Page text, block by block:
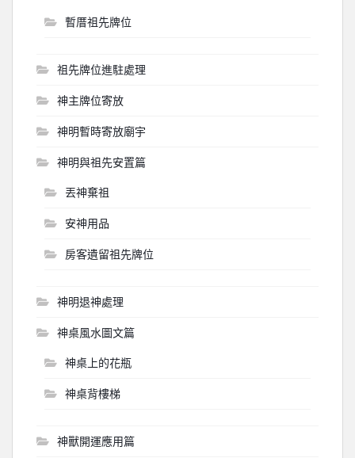
暫厝祖先牌位
祖先牌位進駐處理
神主牌位寄放
神明暫時寄放廟宇
神明與祖先安置篇
丟神棄祖
安神用品
房客遺留祖先牌位
神明退神處理
神桌風水圖文篇
神桌上的花瓶
神桌背樓梯
神獸開運應用篇